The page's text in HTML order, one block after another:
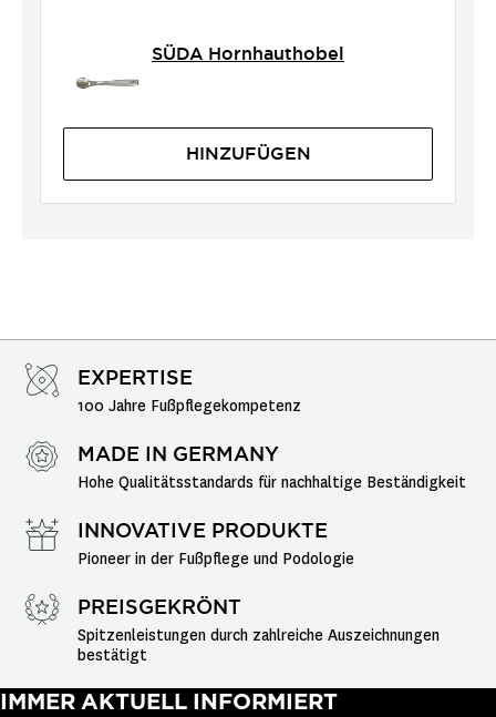
SÜDA Hornhauthobel
HINZUFÜGEN
EXPERTISE
100 Jahre Fußpflegekompetenz
MADE IN GERMANY
Hohe Qualitätsstandards für nachhaltige Beständigkeit
INNOVATIVE PRODUKTE
Pioneer in der Fußpflege und Podologie
PREISGEKRÖNT
Spitzenleistungen durch zahlreiche Auszeichnungen
bestätigt
IMMER AKTUELL INFORMIERT